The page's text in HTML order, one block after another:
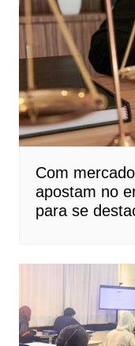
Com
apostam no
para se